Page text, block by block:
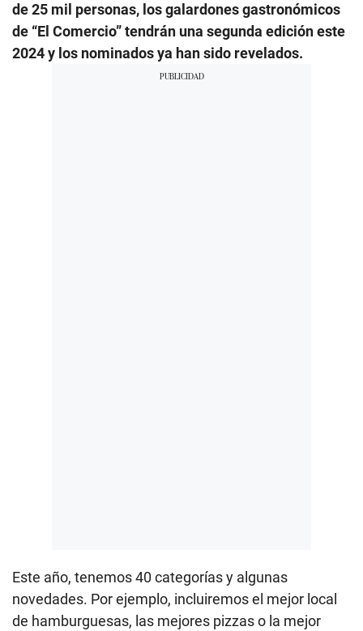
de 25 mil personas, los galardones gastronómicos
de “El Comercio” tendrán una segunda edición este
2024 y los nominados ya han sido revelados.
Este año, tenemos 40 categorías y algunas
novedades. Por ejemplo, incluiremos el mejor local
de hamburguesas, las mejores pizzas o la mejor